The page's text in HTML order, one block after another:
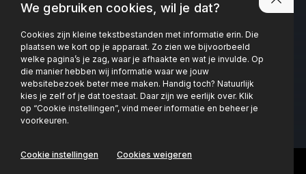
Privacy policy
We gebruiken cookies, wil je dat?
Cookies zijn kleine tekstbestanden met informatie erin. Die
plaatsen we kort op je apparaat. Zo zien we bijvoorbeeld
welke pagina’s je zag, waar je afhaakte en wat je invulde. Op
die manier hebben wij informatie waar we jouw
websitebezoek beter mee maken. Handig toch? Natuurlijk
kies je zelf of je dat toestaat. Daar zijn we eerlijk over. Klik
op “Cookie instellingen”, vind meer informatie en beheer je
voorkeuren.
Cookie instellingen Cookies weigeren